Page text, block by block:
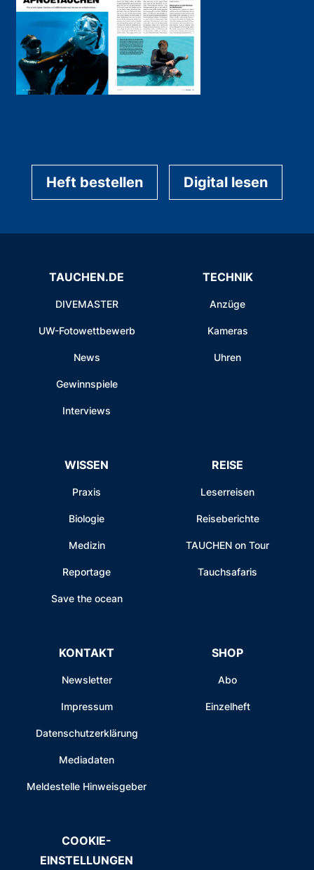
Heft bestellen Digital lesen
TAUCHEN.DE
DIVEMASTER
UW-Fotowettbewerb
News
Gewinnspiele
Interviews
TECHNIK
Anzüge
Kameras
Uhren
WISSEN
Praxis
Biologie
Medizin
Reportage
Save the ocean
REISE
Leserreisen
Reiseberichte
TAUCHEN on Tour
Tauchsafaris
KONTAKT
Newsletter
Impressum
Datenschutzerklärung
Mediadaten
Meldestelle Hinweisgeber
SHOP
Abo
Einzelheft
COOKIE-
EINSTELLUNGEN